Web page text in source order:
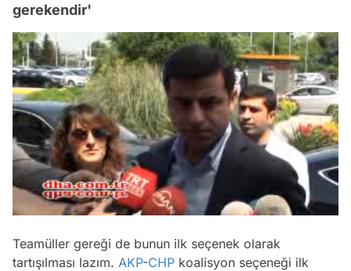
gerekendir'
/
Teamüller gereği de bunun ilk seçenek olarak
tartışılması lazım. AKP-CHP koalisyon seçeneği ilk